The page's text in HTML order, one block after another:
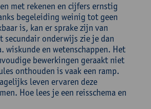
met rekenen en cijfers ernstig
begeleiding weinig tot geen
is, kan er sprake zijn van
secundair onderwijs zie je dan
wiskunde en wetenschappen. Het
bewerkingen geraakt niet
onthouden is vaak een ramp.
leven ervaren deze
Hoe lees je een reisschema en